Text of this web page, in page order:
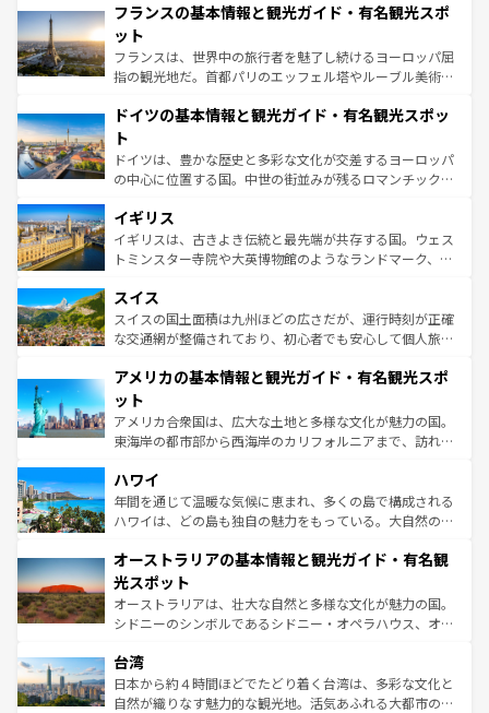
ませてくれるイタリアで、忘れられない旅をしてみよう！
なお、新着のイタリア情報は
しい。
文化が根付くこの国では、情熱的なフラメンコ、熱気あふ
れる闘牛、そして美味しいタパスが生活の一部となってい
る。首都マドリードの洗練された雰囲気や、バルセロナの
アートに溢れた街角から、地方では古代ローマ遺跡や中世
せる。地方によって風土や気候が異なるスペインはその個
ンテンツ一覧 を参照してほしい。
フランスの基本情報と観光ガイド・有名観光スポ
ット
フランスは、世界中の旅行者を魅了し続けるヨーロッパ屈
指の観光地だ。首都パリのエッフェル塔やルーブル美術館
で、幅広い魅力が詰まっている。華麗な宮殿、歴史的な大
聖堂、美しいビーチ、そして豊かな自然が、訪れる者を心
から魅了する。また、フランスは美食の国としても知ら
れ、フランス料理はユネスコ無形文化遺産にも登録されて
香り高いラベンダー畑など、多彩な楽しみ方が可能だ。さ
らに、パリ以外の地域にも魅力が溢れており、どの街角に
も豊かな歴史と文化が息づいている。パリ以外の個性あふ
を参照してほしい。
ドイツの基本情報と観光ガイド・有名観光スポッ
ト
ドイツは、豊かな歴史と多彩な文化が交差するヨーロッパ
の中心に位置する国。中世の街並みが残るロマンチック街
顔を持つこの国は、どこを歩いても飽きることがない。ベ
ルリンの文化的活気、バイエルン州のアルプスの絶景、そ
してライン川沿いのワイン畑といった風景は必見。ビール
は、お酒好きな人にはぜひ体験してほしい。 なお、新着の
ドイツ情報はコンテンツ一覧を参照してほしい。
イギリス
イギリスは、古きよき伝統と最先端が共存する国。ウェス
トミンスター寺院や大英博物館のようなランドマーク、歴
リアごとに異なる魅力がある。また、優雅なアフタヌーン
ティー、ビール好きにはたまらない英国パブ、サッカー観
戦など、本場だからこそできる体験も豊富。イギリスを旅
ンツ一覧を参照してほしい。
スイス
スイスの国土面積は九州ほどの広さだが、運行時刻が正確
な交通網が整備されており、初心者でも安心して個人旅行
の建物がそのまま残る町や、スイスならではのユニークな
博物館もあり、アルプス観光だけでなく町歩きも満喫する
ことができる。国民の所得が高いため物価も高いが、旅行
者向けの交通パス提供のサービスもあり、うまく活用すれ
着のスイス情報は
アメリカの基本情報と観光ガイド・有名観光スポ
ット
アメリカ合衆国は、広大な土地と多様な文化が魅力の国。
東海岸の都市部から西海岸のカリフォルニアまで、訪れる
のような巨大都市は、観光、ショッピング、エンターテイ
ンメントが詰まった刺激的なスポットだ。一方、アメリカ
西部には大自然が広がり、グランドキャニオンやイエロー
部のニューオーリンズでは、音楽と美食が融合した独特の
文化が魅力。旅行者はアメリカの各地域で異なる魅力を楽
しみながら、その多様性と豊かな歴史を感じることができ
るだろう。車でのロードトリップや列車の旅も、アメリカ
情報は
ハワイ
年間を通じて温暖な気候に恵まれ、多くの島で構成される
ハワイは、どの島も独自の魅力をもっている。大自然の神
ワイ島は見逃せない。また、定番の観光地といえばオアフ
島だが、静かな自然を求めるならマウイ島やカウアイ島が
おすすめ。エメラルドグリーンに輝く海をはじめ、豊かな
文化や歴史が息づいている。「アロハスピリット」と呼ば
人々、おいしいローカルフードやハワイアンミュージッ
ク、伝統的なフラダンスなど、すべてがハワイの魅力を彩
っている。訪れるたびに新しい発見と感動が待っているハ
オーストラリアの基本情報と観光ガイド・有名観
光スポット
オーストラリアは、壮大な自然と多様な文化が魅力の国。
シドニーのシンボルであるシドニー・オペラハウス、オー
リアリーフや大陸中央部にそびえるウルル（エアーズロッ
ク）、タスマニアの美しい原生林やケアンズの熱帯雨林な
ど、見どころがたくさん。また、カフェやワイン、オージ
台湾
日本から約４時間ほどでたどり着く台湾は、多彩な文化と
自然が織りなす魅力的な観光地。活気あふれる大都市の台